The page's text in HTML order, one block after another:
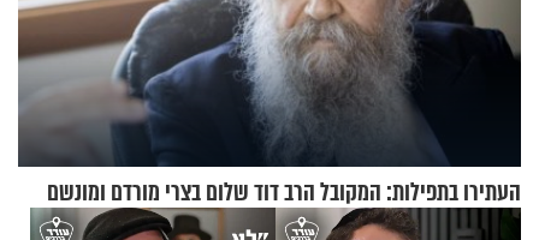
העתירו בתפילות: המקובל הרב דוד שלום בצרי מורדם ומונשם